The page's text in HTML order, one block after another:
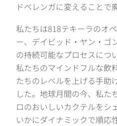
ドベレンガに変えることで
私たちは818テキーラのオ
ー、デイビッド・ヤン・ゴ
の持続可能なプロセスにつ
私たちのマインドフルな飲
たちのレベルを上げる手助
した。地球月間の今、私た
ロのおいしいカクテルをシ
いかにダイナミックで順応